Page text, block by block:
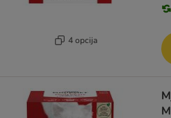
4 opcija